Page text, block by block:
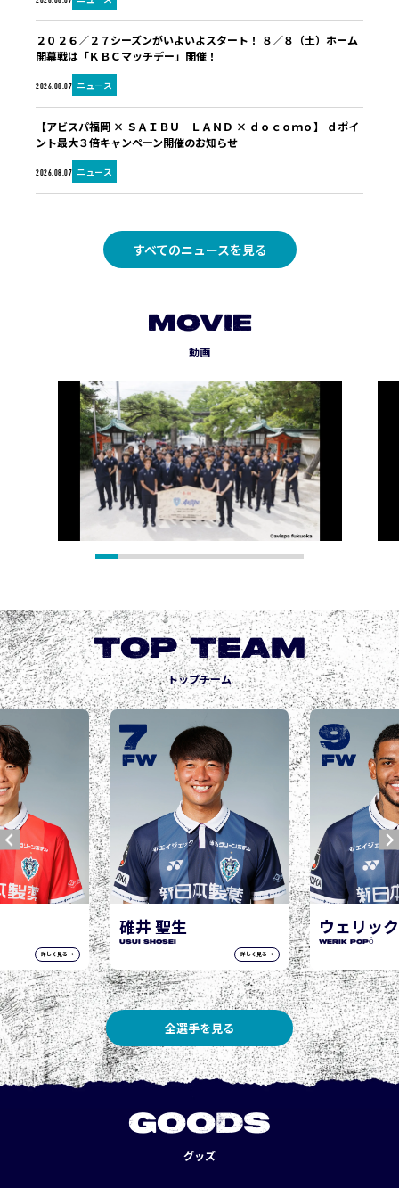
2026.08.07 ニュース
２０２６／２７シーズンがいよいよスタート！ ８／８（土）ホーム
開幕戦は「ＫＢＣマッチデー」開催！
2026.08.07 ニュース
【アビスパ福岡 × ＳＡＩＢＵ ＬＡＮＤ × ｄｏｃｏｍｏ】 ｄポイ
ント最大３倍キャンペーン開催のお知らせ
すべてのニュースを見る
MOVIE
動画
TOP TEAM
トップチーム
詳しく見る →
ウェリック ポポ
WERIK POPÓ
詳しく見る →
9
FW
城
全選手を見る
GOODS
グッズ